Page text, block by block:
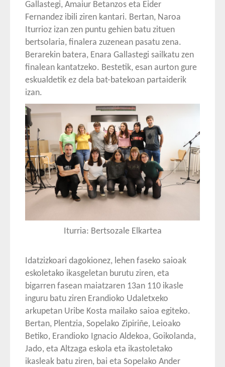
Gallastegi, Amaiur Betanzos eta Eider
Fernandez ibili ziren kantari. Bertan, Naroa
Iturrioz izan zen puntu gehien batu zituen
bertsolaria, finalera zuzenean pasatu zena.
Berarekin batera, Enara Gallastegi sailkatu zen
finalean kantatzeko. Bestetik, esan aurton gure
eskualdetik ez dela bat-batekoan partaiderik
izan.
Iturria: Bertsozale Elkartea
Idatzizkoari dagokionez, lehen faseko saioak
eskoletako ikasgeletan burutu ziren, eta
bigarren fasean maiatzaren 13an 110 ikasle
inguru batu ziren Erandioko Udaletxeko
arkupetan Uribe Kosta mailako saioa egiteko.
Bertan, Plentzia, Sopelako Zipiriñe, Leioako
Betiko, Erandioko Ignacio Aldekoa, Goikolanda,
Jado, eta Altzaga eskola eta ikastoletako
ikasleak batu ziren, bai eta Sopelako Ander